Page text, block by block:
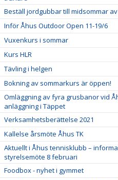
Beställ jordgubbar till midsommar
Inför Åhus Outdoor Open 11-19/6
Vuxenkurs i sommar
Kurs HLR
Tävling i helgen
Bokning av sommarkurs är öppen!
Omläggning av fyra grusbanor vid
anläggning i Täppet
Verksamhetsberättelse 2021
Kallelse årsmöte Åhus TK
Aktuellt i Åhus tennisklubb –
styrelsemöte 8 februari
Foodbox - nyhet i gymmet